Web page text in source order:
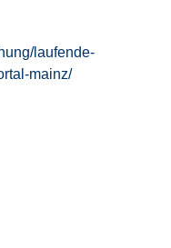
laufende-
mainz/